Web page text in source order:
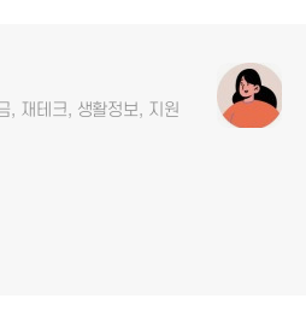
, 재테크, 생활정보, 지원